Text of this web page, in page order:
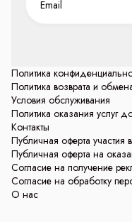
Политика
Политика возврата и
Условия обслуживания
Политика оказания услуг
Контакты
Публичная оферта участия
Публичная оферта на
Согласие на получение
Согласие на обработку
О нас